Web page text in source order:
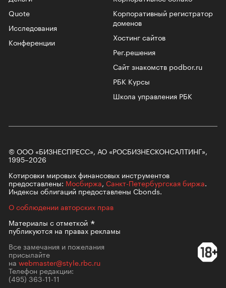
Корпоративный регистратор
доменов
Хостинг сайтов
Рег.решения
Сайт знакомств podbor.ru
РБК Курсы
Школа управления РБК
Quote
Исследования
Конференции
© ООО «БИЗНЕСПРЕСС», АО «РОСБИЗНЕСКОНСАЛТИНГ»,
1995–2026
Котировки мировых финансовых инструментов
предоставлены: Мосбиржа, Санкт-Петербургская биржа.
Индексы облигаций предоставлены Cbonds.
О соблюдении авторских прав
Материалы сотметкой
публикуются на правах рекламы
Все замечания и пожелания
присылайте
на webmaster@style.rbc.ru
Телефон редакции:
(495) 363-11-11